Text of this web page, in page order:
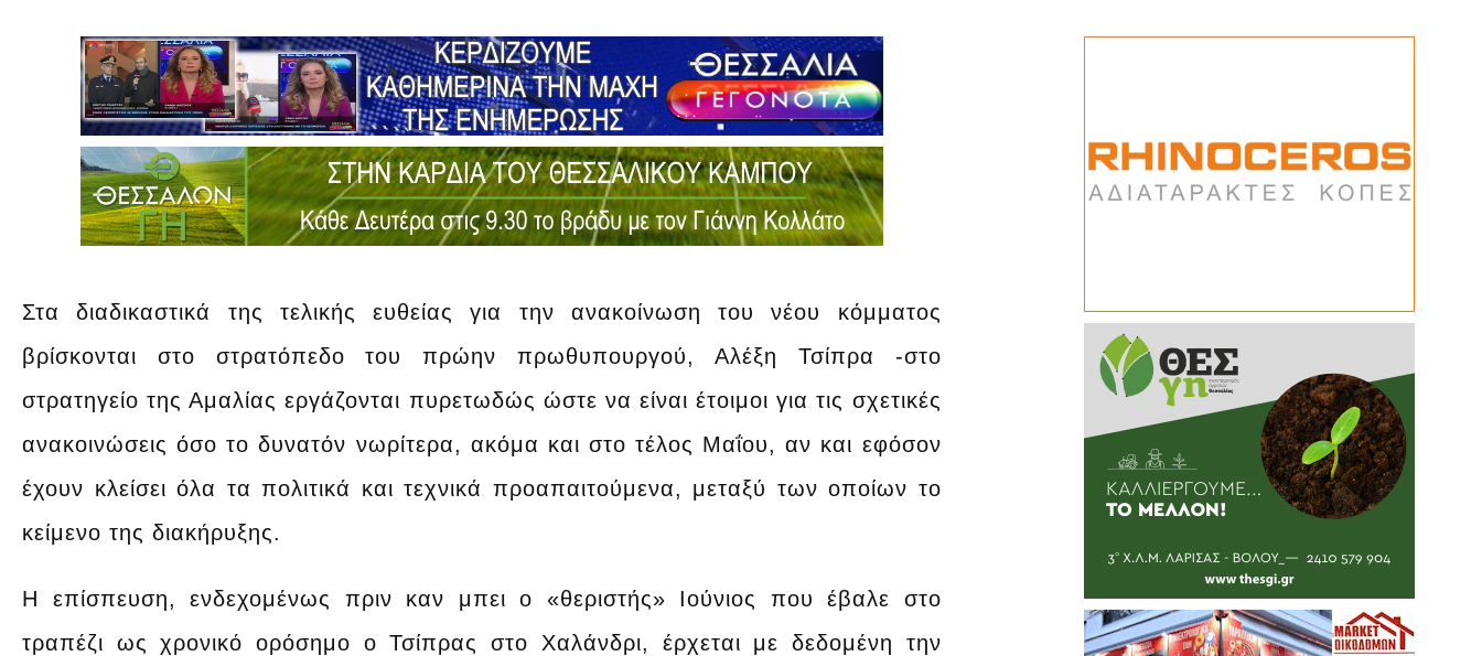
Στα διαδικαστικά της τελικής ευθείας για την ανακοίνωση του νέου κόμματος
βρίσκονται στο στρατόπεδο του πρώην πρωθυπουργού, Αλέξη Τσίπρα -στο
στρατηγείο της Αμαλίας εργάζονται πυρετωδώς ώστε να είναι έτοιμοι για τις σχετικές
ανακοινώσεις όσο το δυνατόν νωρίτερα, ακόμα και στο τέλος Μαΐου, αν και εφόσον
έχουν κλείσει όλα τα πολιτικά και τεχνικά προαπαιτούμενα, μεταξύ των οποίων το
κείμενο της διακήρυξης.
Η επίσπευση, ενδεχομένως πριν καν μπει ο «θεριστής» Ιούνιος που έβαλε στο
τραπέζι ως χρονικό ορόσημο ο Τσίπρας στο Χαλάνδρι, έρχεται με δεδομένη την